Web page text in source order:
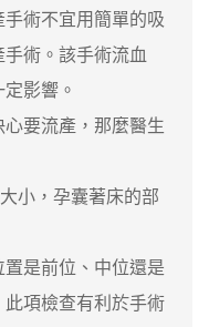
術不宜用簡單的吸
術。該手術流血
影響。
要流產，那麼醫生
，孕囊著床的部
置是前位、中位還是
項檢查有利於手術